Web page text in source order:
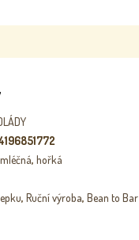
mléčná,hořká
,Ruční výroba,Bean to Bar